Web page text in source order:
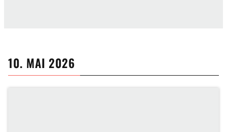
10. MAI 2026